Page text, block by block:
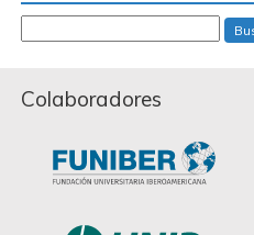
Colaboradores